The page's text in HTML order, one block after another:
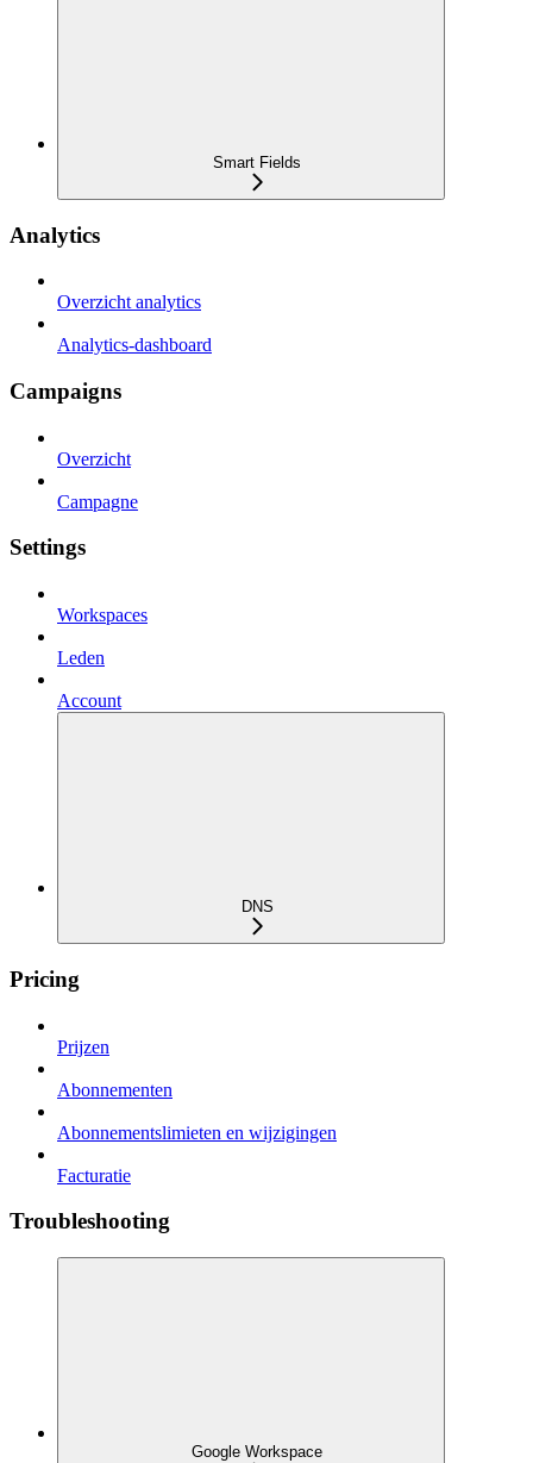
Smart Fields
Analytics
Overzicht analytics
Analytics-dashboard
Campaigns
Overzicht
Campagne
Settings
Workspaces
Leden
Account
DNS
Pricing
Prijzen
Abonnementen
Abonnementslimieten en wijzigingen
Facturatie
Troubleshooting
Google Workspace